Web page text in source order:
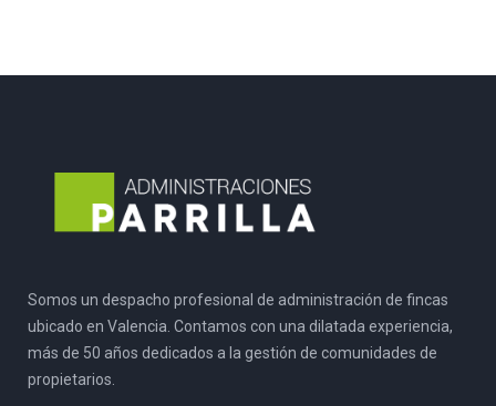
Somos un despacho profesional de administración de fincas
ubicado en Valencia. Contamos con una dilatada experiencia,
más de 50 años dedicados a la gestión de comunidades de
propietarios.